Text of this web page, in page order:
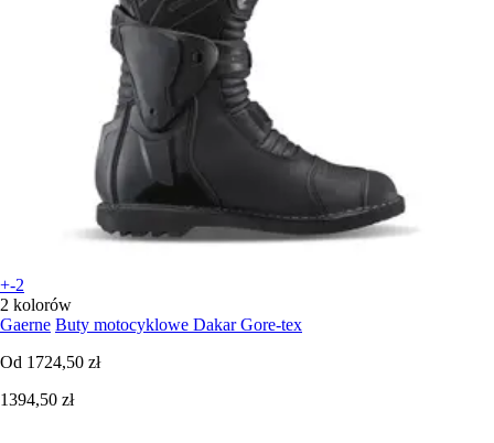
+-2
2 kolorów
Gaerne Buty motocyklowe Dakar Gore-tex
Od 1724,50 zł
1394,50 zł